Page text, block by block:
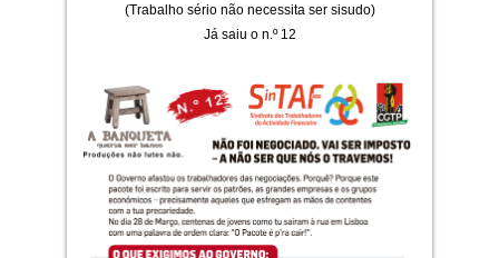
(Trabalho sério não necessita ser sisudo)
Já saiu o n.º 12